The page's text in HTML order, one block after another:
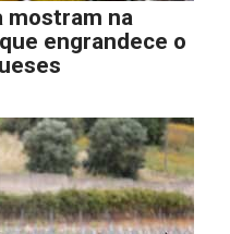
mostram na
engrandece o